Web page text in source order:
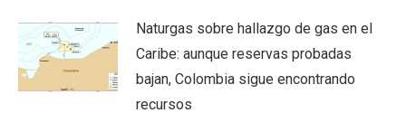
Naturgas sobre hallazgo de gas en el
Caribe: aunque reservas probadas
bajan, Colombia sigue encontrando
recursos